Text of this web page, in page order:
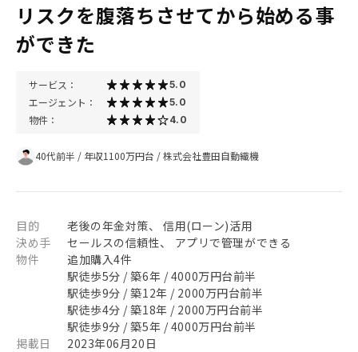
リスクを腹落ちさせてから始める事
ができた
サービス： 5.0
エージェント： 5.0
物件： 4.0
40代前半 / 年収1100万円台 /株式会社豊田自動織機
目的
老後の年金対策、 信用(ローン)活用
決め手
セールスの信頼性、 アプリで管理ができる
物件
追加購入4件
駅徒歩5分 / 築6年 / 4000万円台前半
駅徒歩9分 / 築12年 / 2000万円台前半
駅徒歩4分 / 築18年 / 2000万円台前半
駅徒歩9分 / 築5年 / 4000万円台前半
掲載日
2023年06月20日